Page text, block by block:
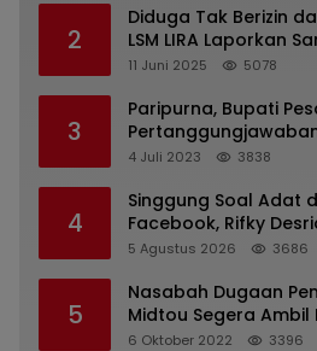
2
Diduga Tak Berizin
LSM LIRA Laporkan
Kejaksaan Kota Batu
11 Juni 2025 5078
3
Paripurna, Bupati
2022
4 Juli 2023 3838
4
Singgung Soal Adat
Facebook, Rifky
PDA dan Bupati Kubar
5 Agustus 2026 3686
5
Nasabah Dugaan
Midtou Segera Ambil
6 Oktober 2022 3396